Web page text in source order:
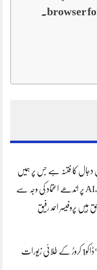
browser
دجال کا فتنہ ہے جس پر ہمیں
فتح حاصل ہو گی،AI پر اندھے اعتماد کی وجہ سے
پروفیسر احمد رفیق
کلرسیداں ڈکیتی‘ڈاکو1 کروڑ کے طلائی زیورات